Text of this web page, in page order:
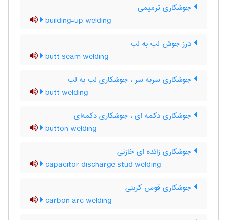
جوشکاری ترمیمی
building-up welding
درز جوش لب به لب
butt seam welding
جوشکاری سربه سر ، جوشکاری لب به لب
butt welding
جوشکاری دکمه ای ، جوشکاری دکمه‌ای
button welding
جوشکاری زائده ای خازنی
capacitor discharge stud welding
جوشکاری قوس کربنی
carbon arc welding